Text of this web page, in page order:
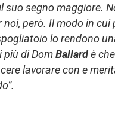
suo segno maggiore.
però. Il modo in cui
lo rendono
più di DomBallardè
lavorare con e